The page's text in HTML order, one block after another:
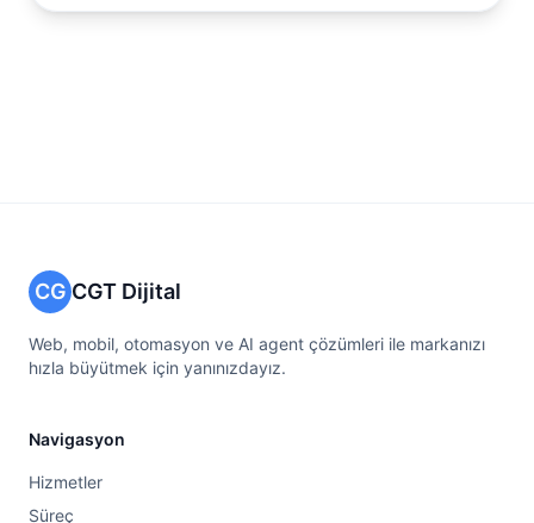
CG CGT Dijital
Web, mobil, otomasyon ve AI agent çözümleri ile markanızı
hızla büyütmek için yanınızdayız.
Navigasyon
Hizmetler
Süreç